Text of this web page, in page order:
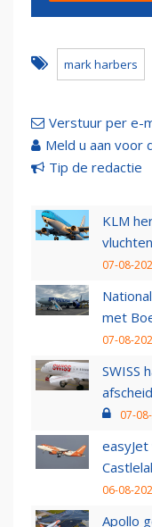
mark harbers
Verstuur per e-
Meld u aan voor
Tip de redactie
KLM
07-08-
met
07-08-
SWISS
07-
06-08-
Apollo